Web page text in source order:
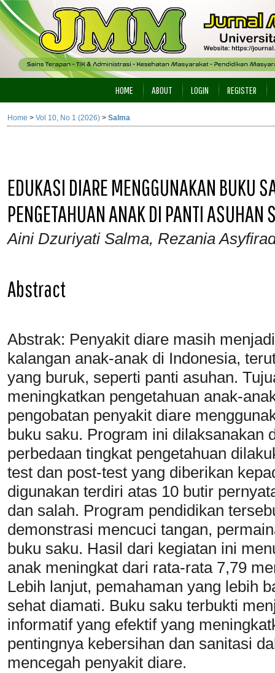
HOME ABOUT LOGIN REGISTER
Home > Vol 10, No 1 (2026) > Salma
EDUKASI DIARE MENGGUNAKAN BUKU
PENGETAHUAN ANAK DI PANTI ASUHAN
Aini Dzuriyati Salma, Rezania
Abstract
Abstrak: Penyakit diare masih
kalangan anak-anak di Indonesia,
yang buruk, seperti panti asuhan.
meningkatkan pengetahuan anak-
pengobatan penyakit diare
buku saku. Program ini dilaksanakan
perbedaan tingkat pengetahuan
test dan post-test yang diberikan
digunakan terdiri atas 10 butir
dan salah. Program pendidikan
demonstrasi mencuci tangan,
buku saku. Hasil dari kegiatan ini
anak meningkat dari rata-rata 7,79
Lebih lanjut, pemahaman yang lebih
sehat diamati. Buku saku terbukti
informatif yang efektif yang
pentingnya kebersihan dan sanitasi
mencegah penyakit diare.